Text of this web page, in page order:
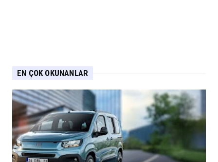
EN ÇOK OKUNANLAR